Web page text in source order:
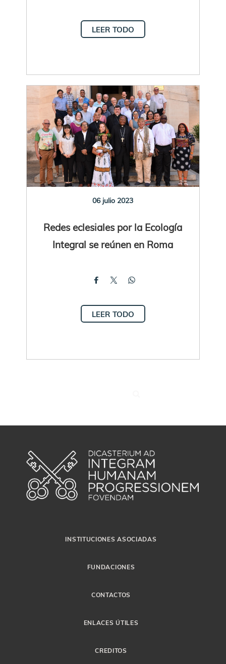
LEER TODO
06 julio 2023
Redes eclesiales por la Ecología
Integral se reúnen en Roma
LEER TODO
INSTITUCIONES ASOCIADAS
FUNDACIONES
CONTACTOS
ENLACES ÚTILES
CREDITOS